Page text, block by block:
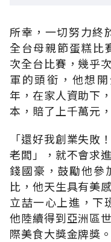
所幸，一切努力終
全台母親節蛋糕比
次全台比賽，幾乎
軍的頭銜，他想
年，在家人資助下
本，賠了上千萬元
「還好我創業失敗
老闆」，就不會求
錢國豪，鼓勵他參
比，他天生具有美
立喆一心上進，下
他陸續得到亞洲區
際美食大獎金牌獎。